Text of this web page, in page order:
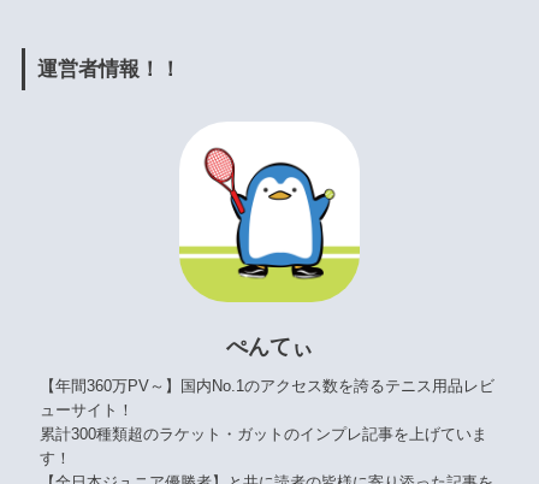
運営者情報！！
ぺんてぃ
【年間360万PV～】国内No.1のアクセス数を誇るテニス用品レビ
ューサイト！
累計300種類超のラケット・ガットのインプレ記事を上げていま
す！